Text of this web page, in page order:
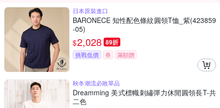
日本原裝進口
BARONECE 知性配色條紋圓領T恤_紫(423859
-05)
$2,028 89折
挑戰低價 券 滿額贈
秋冬潮流必敗單品
Dreamming 美式標幟刺繡彈力休閒圓領長T-共
二色